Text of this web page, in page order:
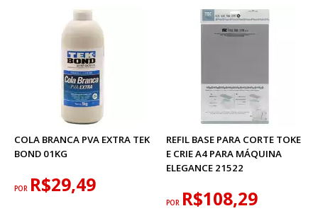
COLA BRANCA PVA EXTRA TEK
BOND 01KG
POR R$29,49
REFIL BASE PARA CORTE TOKE
E CRIE A4 PARA MÁQUINA
ELEGANCE 21522
POR R$108,29